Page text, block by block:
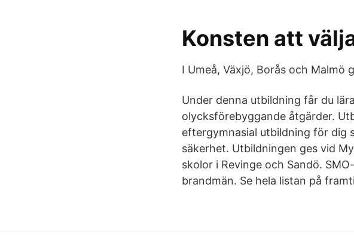
Konsten att
I Umeå, Växjö, Borås och Malmö
Under denna utbildning får du
olycksförebyggande åtgärder.
eftergymnasial utbildning för dig
säkerhet. Utbildningen ges vid
skolor i Revinge och Sandö.
brandmän. Se hela listan på